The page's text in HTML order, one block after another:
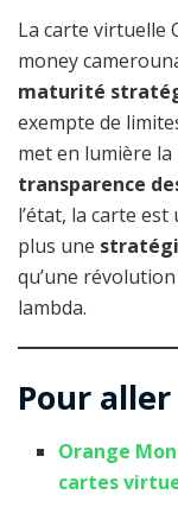
La carte virtuelle
money
maturité
exempte de
met en lumière la
transparence
l’état, la carte est
plus une
qu’une
lambda.
Pour
Orange
cartes